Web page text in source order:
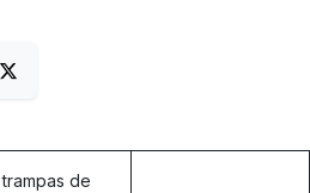
trampas de